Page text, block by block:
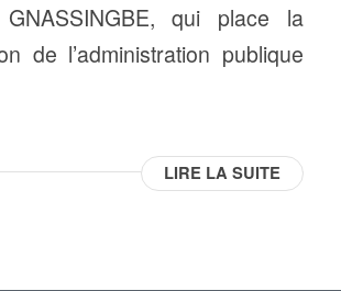
GNASSINGBE, qui place la
de l’administration publique
LIRE LA SUITE